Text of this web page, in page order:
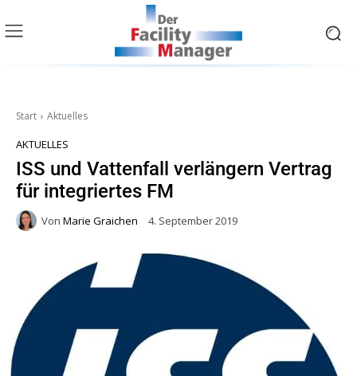
Start Aktuelles
AKTUELLES
ISS und Vattenfall verlängern Vertrag
für integriertes FM
Von Marie Graichen 4. September 2019